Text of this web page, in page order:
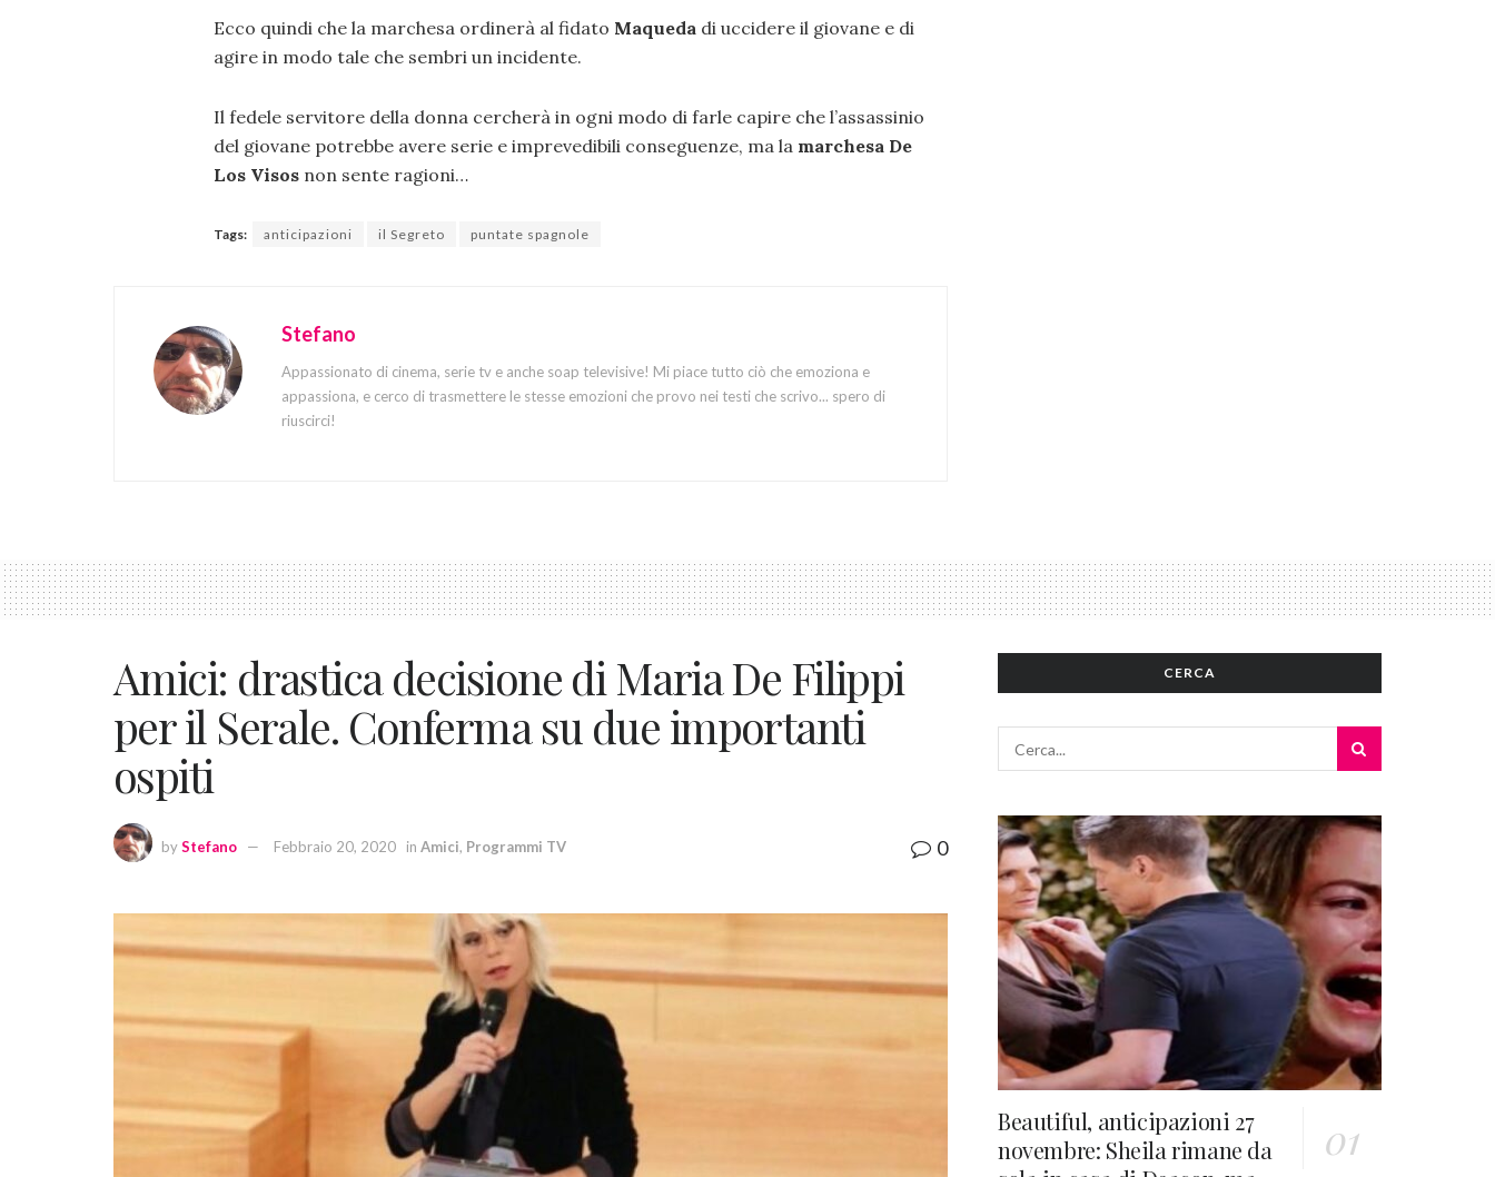
Ecco quindi che la marchesa ordinerà al fidato Maqueda di uccidere il giovane e di
agire in modo tale che sembri un incidente.
Il fedele servitore della donna cercherà in ogni modo di farle capire che l’assassinio
del giovane potrebbe avere serie e imprevedibili conseguenze, ma la marchesa De
Los Visos non sente ragioni…
Tags: anticipazioni il Segreto puntate spagnole
Stefano
Appassionato di cinema, serie tv e anche soap televisive! Mi piace tutto ciò che emoziona e
appassiona, e cerco di trasmettere le stesse emozioni che provo nei testi che scrivo... spero di
riuscirci!
Amici: drastica decisione di Maria De Filippi
per il Serale. Conferma su due importanti
ospiti
byStefano Febbraio 20, 2020 in Amici, Programmi TV 0
CERCA
Beautiful, anticipazioni 27
novembre: Sheila rimane da